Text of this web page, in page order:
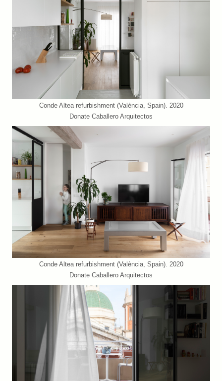
Conde Altea refurbishment (València, Spain). 2020
Donate Caballero Arquitectos
Conde Altea refurbishment (València, Spain). 2020
Donate Caballero Arquitectos